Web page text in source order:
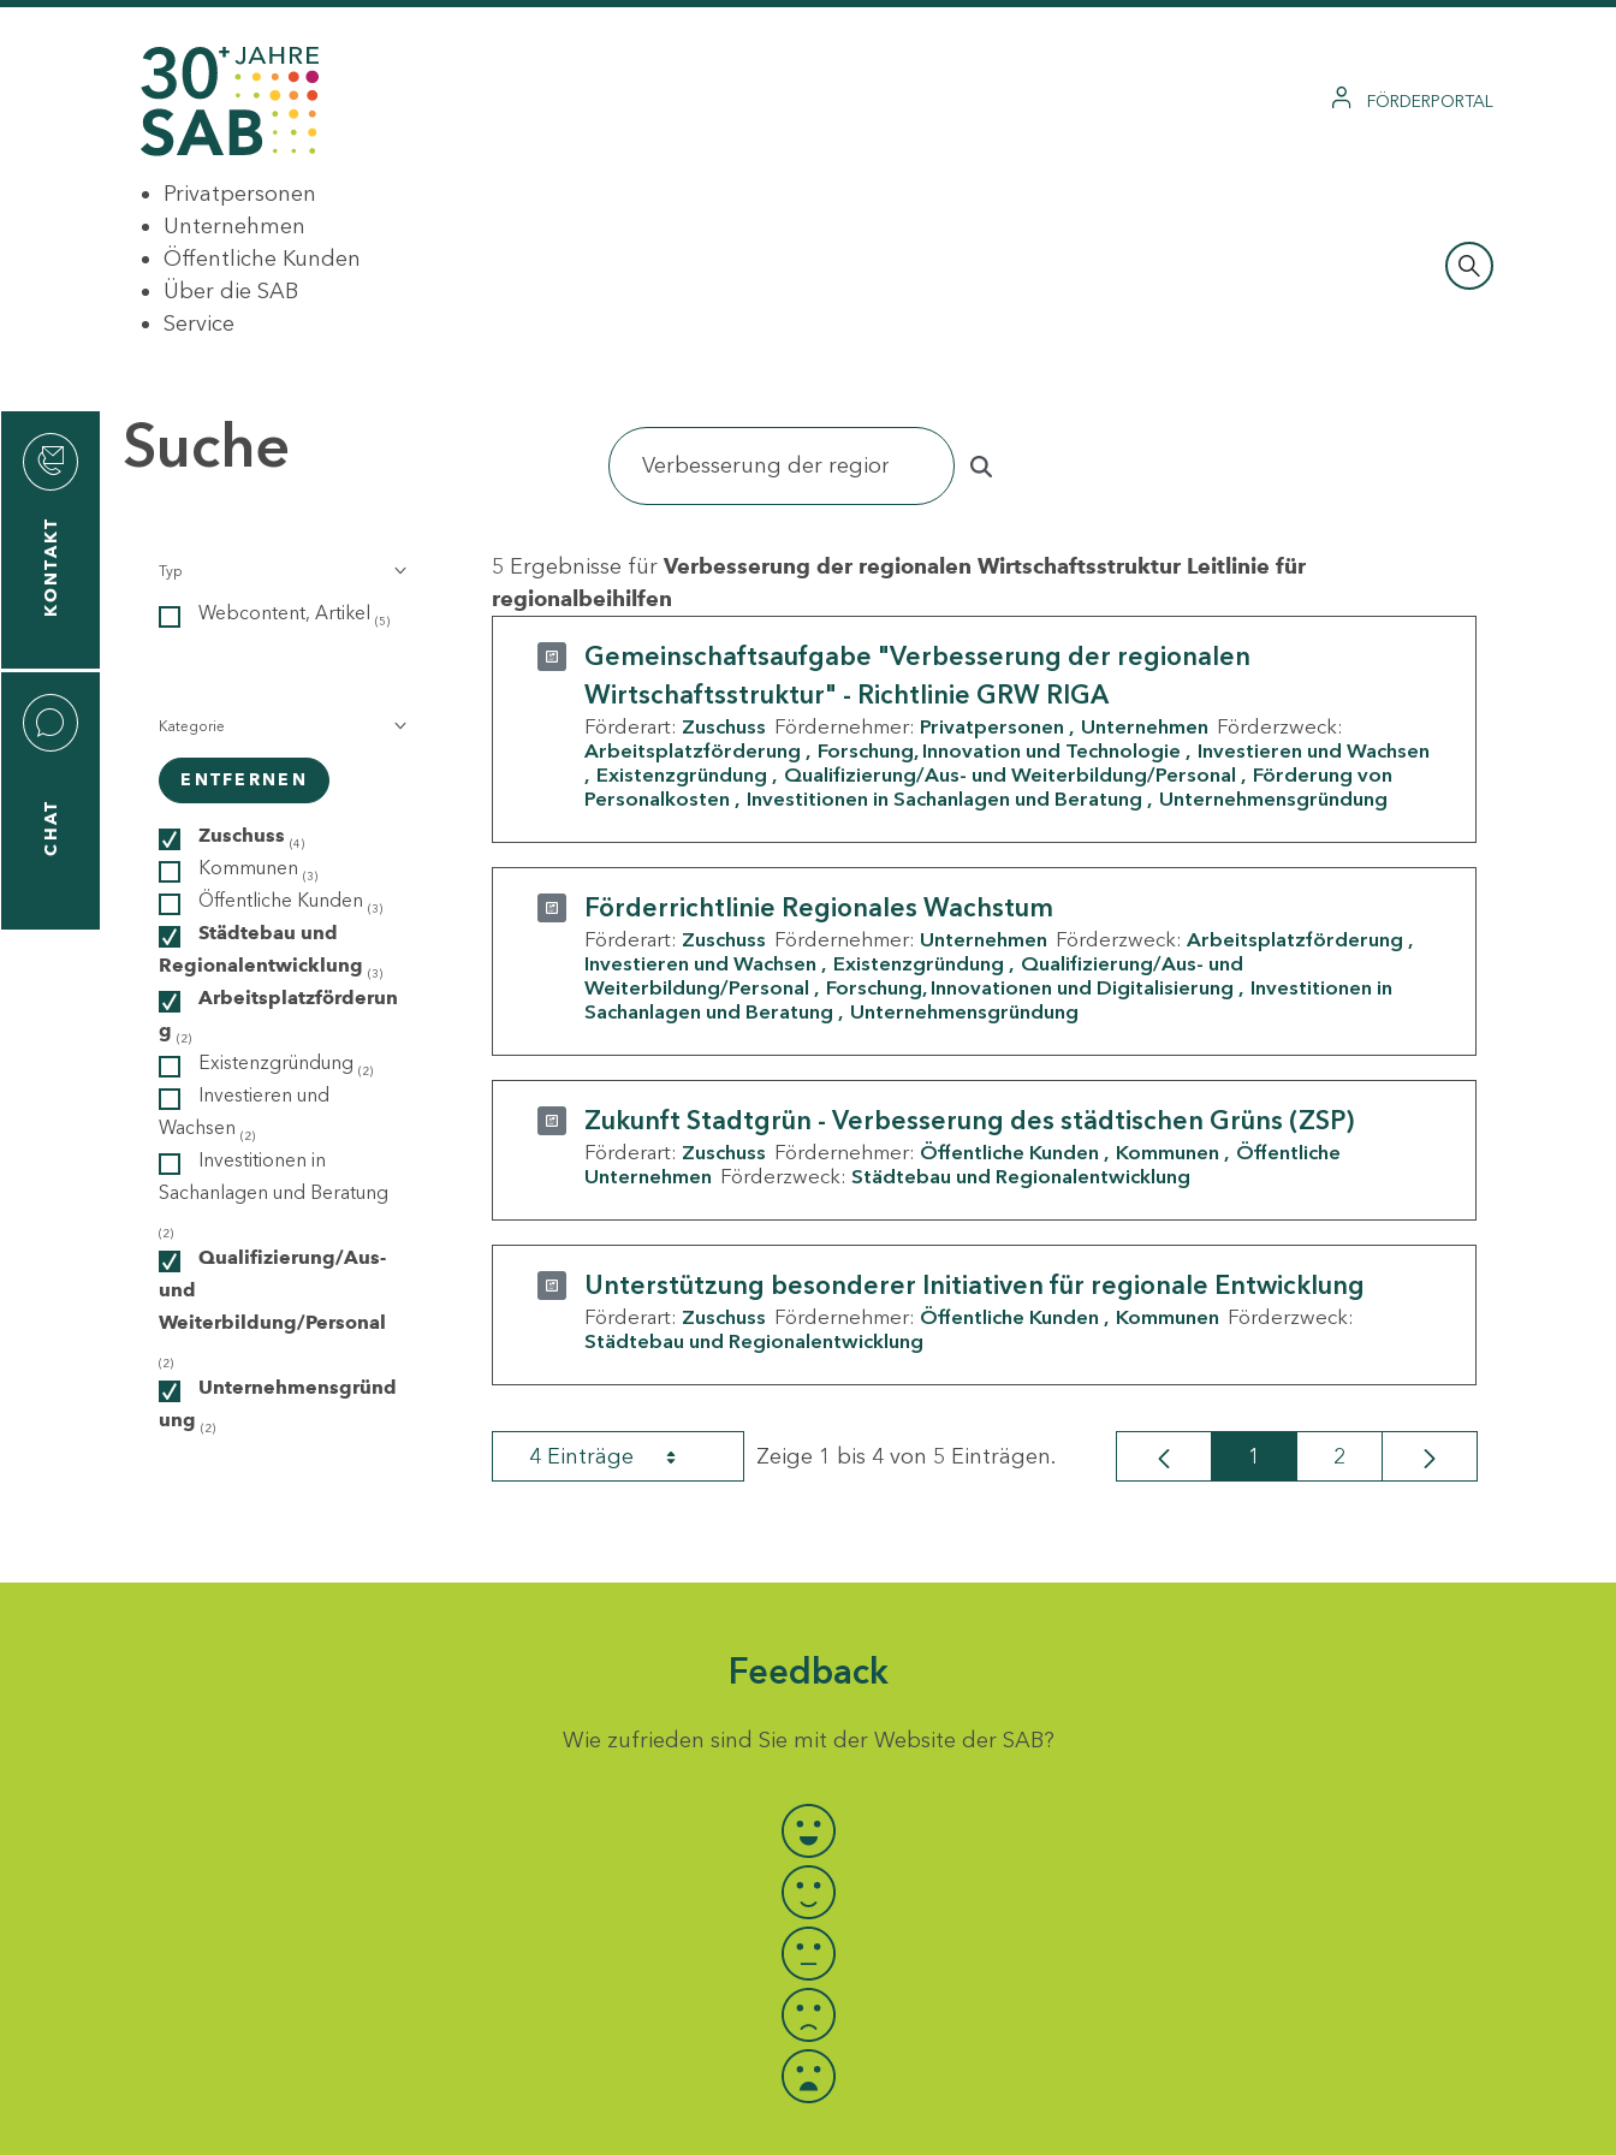
FÖRDERPORTAL
Privatpersonen
Unternehmen
Öffentliche Kunden
Über die SAB
Service
KONTAKT
CHAT
Suche
Typ
Webcontent, Artikel (5)
Kategorie
ENTFERNEN
Zuschuss (4)
Kommunen (3)
Öffentliche Kunden (3)
Städtebau und
Regionalentwicklung (3)
Arbeitsplatzförderun
g (2)
Existenzgründung (2)
Investieren und
Wachsen (2)
Investitionen in
Sachanlagen und Beratung
(2)
Qualifizierung/Aus-
und
Weiterbildung/Personal
(2)
Unternehmensgründ
ung (2)
5 Ergebnisse für Verbesserung der regionalen Wirtschaftsstruktur Leitlinie für
regionalbeihilfen
Gemeinschaftsaufgabe "Verbesserung der regionalen
Wirtschaftsstruktur" - Richtlinie GRW RIGA
Förderart: Zuschuss Fördernehmer: Privatpersonen Unternehmen Förderzweck:
Arbeitsplatzförderung
Forschung, Innovation und Technologie
Investieren und Wachsen
Existenzgründung
Qualifizierung/Aus- und Weiterbildung/Personal
Förderung von
Personalkosten
Investitionen in Sachanlagen und Beratung Unternehmensgründung
Förderrichtlinie Regionales Wachstum
Förderart: Zuschuss Fördernehmer: Unternehmen Förderzweck: Arbeitsplatzförderung
Investieren und Wachsen
Existenzgründung
Qualifizierung/Aus- und
Weiterbildung/Personal
Forschung, Innovationen und Digitalisierung
Investitionen in
Sachanlagen und Beratung
Unternehmensgründung
Zukunft Stadtgrün - Verbesserung des städtischen Grüns (ZSP)
Förderart: Zuschuss Fördernehmer: Öffentliche Kunden Kommunen
Öffentliche
Unternehmen Förderzweck: Städtebau und Regionalentwicklung
Unterstützung besonderer Initiativen für regionale Entwicklung
Förderart: Zuschuss Fördernehmer: Öffentliche Kunden Kommunen Förderzweck:
Städtebau und Regionalentwicklung
4 Einträge Zeige 1 bis 4 von 5 Einträgen. Seite
1 Seite
2
Feedback
Wie zufrieden sind Sie mit der Website der SAB?
Bewertung auswählen